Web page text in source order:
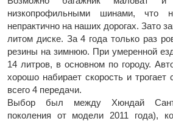
низкопрофильными шинами, что
непрактично на наших дорогах. Зато
литом диске. За 4 года только раз
резины на зимнюю. При умеренной
14 литров, в основном по городу.
хорошо набирает скорость и
всего 4 передачи.
Выбор был между Хюндай
поколения от модели 2011 года),